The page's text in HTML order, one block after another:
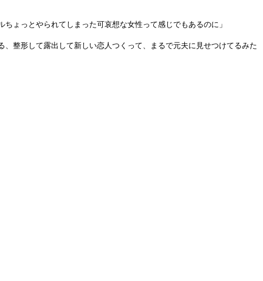
ょっとやられてしまった可哀想な女性って感じでもあるのに」
整形して露出して新しい恋人つくって、まるで元夫に見せつけてるみた